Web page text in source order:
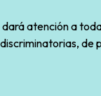
atención a